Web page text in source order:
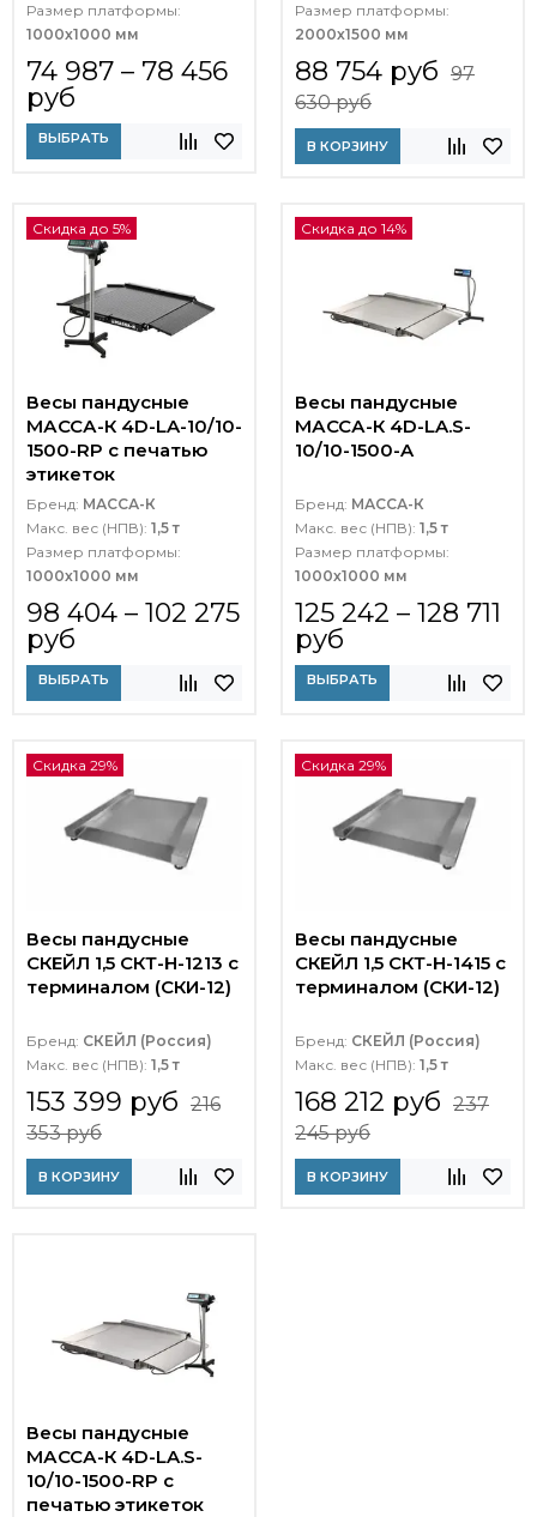
Размер платформы:
1000х1000 мм
74 987 – 78 456
руб
ВЫБРАТЬ
Размер платформы:
2000х1500 мм
88 754 руб 97
630 руб
В КОРЗИНУ
Скидка до 5%
Весы пандусные
МАССА-К 4D-LA-10/10-
1500-RP с печатью
этикеток
Бренд: МАССА-К
Макс. вес (НПВ): 1,5 т
Размер платформы:
1000х1000 мм
98 404 – 102 275
руб
ВЫБРАТЬ
Скидка до 14%
Весы пандусные
МАССА-К 4D-LA.S-
10/10-1500-A
Бренд: МАССА-К
Макс. вес (НПВ): 1,5 т
Размер платформы:
1000х1000 мм
125 242 – 128 711
руб
ВЫБРАТЬ
Скидка 29%
Весы пандусные
СКЕЙЛ 1,5 СКТ-Н-1213 с
терминалом (СКИ-12)
Бренд: СКЕЙЛ (Россия)
Макс. вес (НПВ): 1,5 т
153 399 руб 216
353 руб
В КОРЗИНУ
Скидка 29%
Весы пандусные
СКЕЙЛ 1,5 СКТ-Н-1415 с
терминалом (СКИ-12)
Бренд: СКЕЙЛ (Россия)
Макс. вес (НПВ): 1,5 т
168 212 руб 237
245 руб
В КОРЗИНУ
Весы пандусные
МАССА-К 4D-LA.S-
10/10-1500-RP с
печатью этикеток